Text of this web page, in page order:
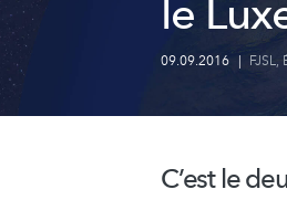
le
09.09.2016 | FJSL,
C’est le